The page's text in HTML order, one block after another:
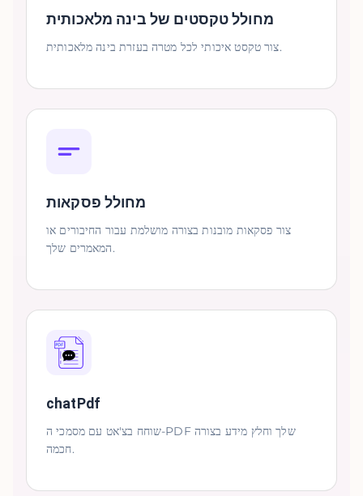
מחולל טקסטים של בינה מלאכותית
צור טקסט איכותי לכל מטרה בעזרת בינה מלאכותית.
מחולל פסקאות
צור פסקאות מובנות בצורה מושלמת עבור החיבורים או
המאמרים שלך.
chatPdf
שוחח בצ'אט עם מסמכי ה-PDF שלך וחלץ מידע בצורה
חכמה.